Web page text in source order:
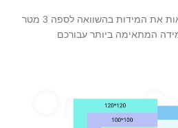
בתמונות אלו אתם יכול לראות את המידות בהשוואה לספה 3 מטר
המתאימה ביותר עבורכם